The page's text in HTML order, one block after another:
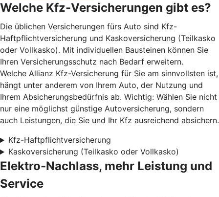
Welche Kfz-Versicherungen gibt es?
Die üblichen Versicherungen fürs Auto sind Kfz-
Haftpflichtversicherung und Kaskoversicherung (Teilkasko
oder Vollkasko). Mit individuellen Bausteinen können Sie
Ihren Versicherungsschutz nach Bedarf erweitern.
Welche Allianz Kfz-Versicherung für Sie am sinnvollsten ist,
hängt unter anderem von Ihrem Auto, der Nutzung und
Ihrem Absicherungsbedürfnis ab. Wichtig: Wählen Sie nicht
nur eine möglichst günstige Autoversicherung, sondern
auch Leistungen, die Sie und Ihr Kfz ausreichend absichern.
Kfz-Haftpflichtversicherung
Kaskoversicherung (Teilkasko oder Vollkasko)
Elektro-Nachlass, mehr Leistung und
Service